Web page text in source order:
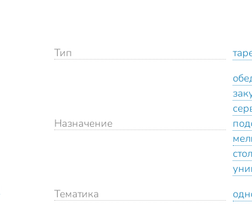
Тип
Назначение
Тематика